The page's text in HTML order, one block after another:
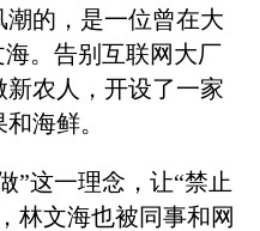
的，是一位曾在大
。告别互联网大厂
农人，开设了一家
海鲜。
”这一理念，让“禁止
林文海也被同事和网